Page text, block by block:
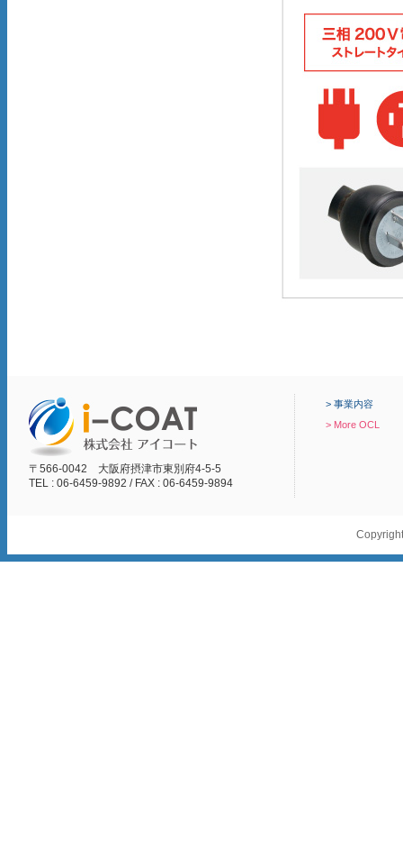
〒566-0042 大阪府摂津市東別府4-5-5
TEL : 06-6459-9892 / FAX : 06-6459-9894
> 事業内容
> More OCL